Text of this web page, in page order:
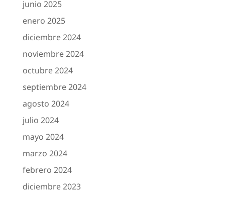
junio 2025
enero 2025
diciembre 2024
noviembre 2024
octubre 2024
septiembre 2024
agosto 2024
julio 2024
mayo 2024
marzo 2024
febrero 2024
diciembre 2023